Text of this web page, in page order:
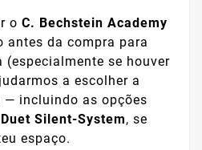
o C. Bechstein Academy
antes da compra para
se houver
a escolher a
incluindo as opções
Silent-System, se
espaço.